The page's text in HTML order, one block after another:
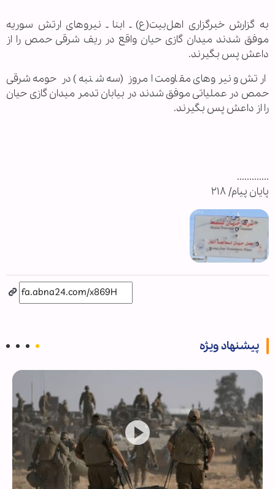
به گزارش خبرگزاری اهل‌بیت(ع) ـ ابنا ـ نیروهای ارتش سوریه
موفق شدند میدان گازی حیان واقع در ریف شرقی حمص را از
داعش پس بگیرند.
ارتش و نیروهای مقاومت امروز (سه شنبه) در حومه شرقی
حمص در عملیاتی موفق شدند در بیابان تدمر میدان گازی حیان
را از داعش پس بگیرند.
.............
پایان پیام/ ۲۱۸
پیشنهاد ویژه